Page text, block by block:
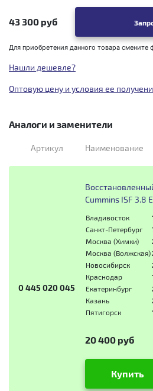
43 300 руб
Для приобретения данного товара смените
Нашли дешевле?
Оптовую цену и условия ее
Аналоги и заменители
Артикул Наименование
0 445 020 045
Cummins ISF 3.8
Владивосток
Санкт-Петербург
Москва (Химки)
Москва (Волжская)
Новосибирск
Краснодар
Екатеринбург
Казань
Пятигорск
20 400 руб
Купить